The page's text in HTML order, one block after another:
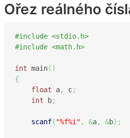
Ořez reálného
#include <stdio.h>
#include <math.h>
int main( )
{
float a, c;
int b;
scanf( "%f%i" , &a, &b) ;